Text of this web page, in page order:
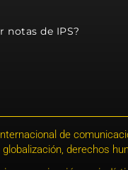
notas de IPS?
de
globalización, derechos